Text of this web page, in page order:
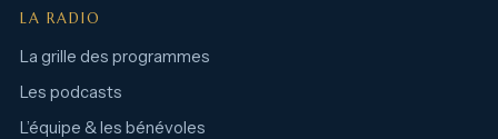
LA RADIO
La grille des programmes
Les podcasts
L’équipe & les bénévoles